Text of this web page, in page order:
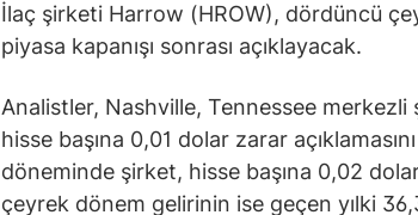
İlaç şirketi Harrow (HROW), dördüncü
piyasa kapanışı sonrası açıklayacak.
Analistler, Nashville, Tennessee
hisse başına 0,01 dolar zarar
döneminde şirket, hisse başına 0,02 dolar
çeyrek dönem gelirinin ise geçen yılki